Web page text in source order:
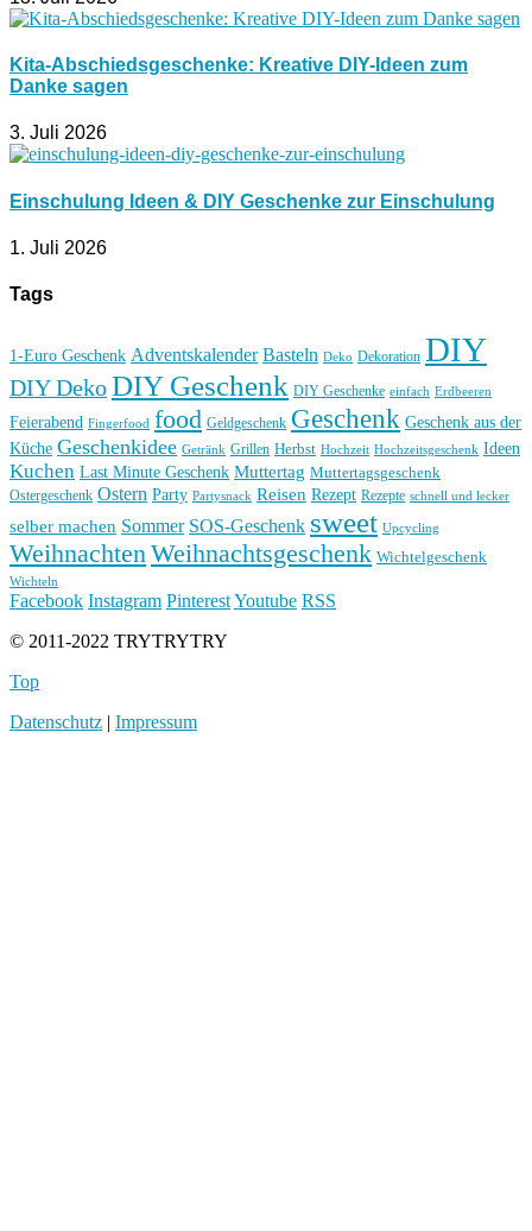
Kita-Abschiedsgeschenke: Kreative DIY-Ideen zum
Danke sagen
3. Juli 2026
Einschulung Ideen & DIY Geschenke zur Einschulung
1. Juli 2026
Tags
1-Euro Geschenk Adventskalender Basteln Deko Dekoration DIY
DIY DekoDIY Geschenk DIY Geschenke einfach Erdbeeren
Feierabend Fingerfood food Geldgeschenk Geschenk Geschenk aus der
Küche Geschenkidee Getränk Grillen Herbst Hochzeit Hochzeitsgeschenk Ideen
Kuchen Last Minute Geschenk Muttertag Muttertagsgeschenk
Ostergeschenk Ostern Party Partysnack Reisen Rezept Rezepte schnell und lecker
selber machen Sommer SOS-Geschenk sweet Upcycling
WeihnachtenWeihnachtsgeschenk Wichtelgeschenk
Wichteln
Facebook Instagram PinterestYoutube RSS
© 2011-2022 TRYTRYTRY
Top
Datenschutz | Impressum